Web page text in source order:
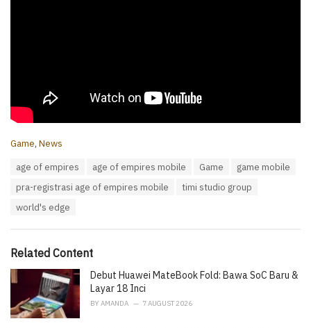
C
s
:
Game, News
age of empires age of empires mobile Game
game mobile
pra-registrasi age of empires mobile
timi studio group
world's edge
Related Content
Debut Huawei MateBook Fold: Bawa SoC Baru &
Layar 18 Inci
BY AMANDA 7 AUGUST 2026